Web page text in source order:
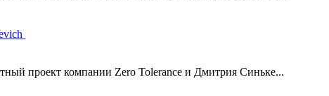
проект компании Zero Tolerance и Дмитрия Синьке...